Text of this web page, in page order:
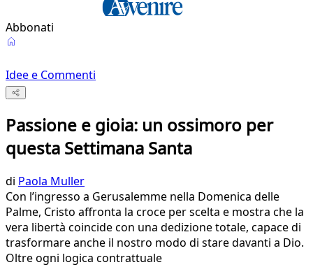
Abbonati
Idee e Commenti
Passione e gioia: un ossimoro per
questa Settimana Santa
di Paola Muller
Con l’ingresso a Gerusalemme nella Domenica delle
Palme, Cristo affronta la croce per scelta e mostra che la
vera libertà coincide con una dedizione totale, capace di
trasformare anche il nostro modo di stare davanti a Dio.
Oltre ogni logica contrattuale